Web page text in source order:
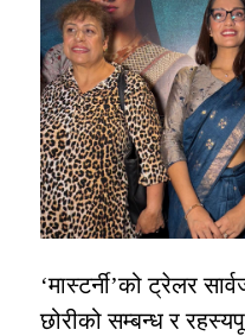
‘मास्टर्नी’को ट्रेलर
छोरीको सम्बन्ध र